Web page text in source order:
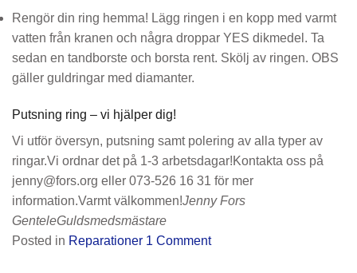
Rengör din ring hemma! Lägg ringen i en kopp med varmt
vatten från kranen och några droppar YES dikmedel. Ta
sedan en tandborste och borsta rent. Skölj av ringen. OBS
gäller guldringar med diamanter.
Putsning ring – vi hjälper dig!
Vi utför översyn, putsning samt polering av alla typer av
ringar.Vi ordnar det på 1-3 arbetsdagar!Kontakta oss på
jenny@fors.org eller 073-526 16 31 för mer
information.Varmt välkommen!Jenny Fors
GenteleGuldsmedsmästare
Posted in Reparationer 1 Comment